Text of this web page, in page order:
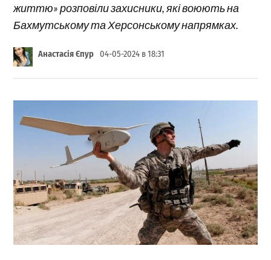
життю» розповіли захисники, які воюють на
Бахмутському та Херсонському напрямках.
Анастасія Єпур 04-05-2024 в 18:31